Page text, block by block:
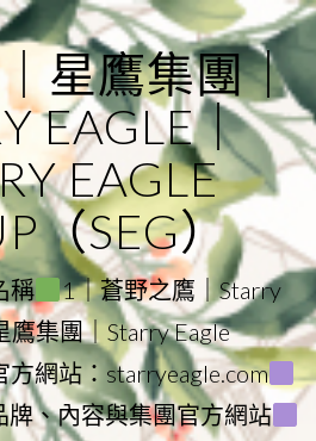
星鷹集團｜
EAGLE｜
EAGLE
（SEG）
稱
1｜蒼野之鷹｜Starry
鷹集團｜Starry Eagle
方網站：starryeagle.com
牌、內容與集團官方網站